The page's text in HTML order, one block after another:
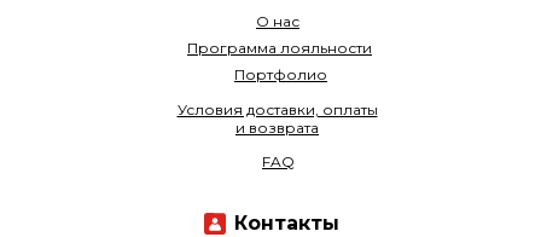
О нас
Программа лояльности
Портфолио
Условия доставки, оплаты
и возврата
FAQ
Контакты